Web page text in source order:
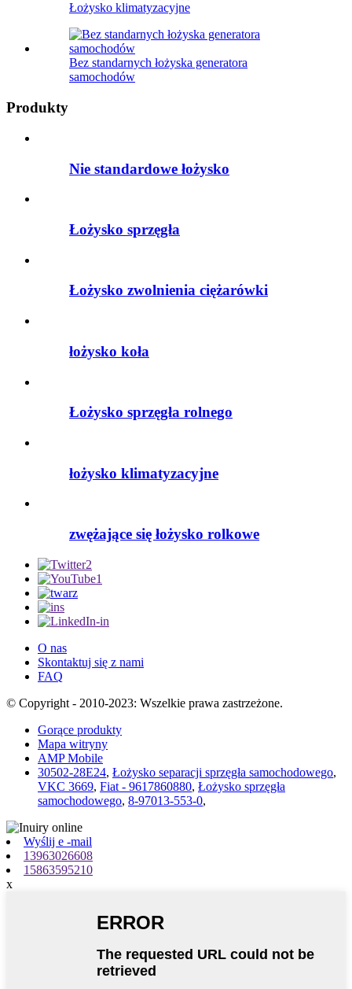
Łożysko klimatyzacyjne
Bez standarnych łożyska generatora
samochodów
Produkty
Nie standardowe łożysko
Łożysko sprzęgła
Łożysko zwolnienia ciężarówki
łożysko koła
Łożysko sprzęgła rolnego
łożysko klimatyzacyjne
zwężające się łożysko rolkowe
O nas
Skontaktuj się z nami
FAQ
© Copyright - 2010-2023: Wszelkie prawa zastrzeżone.
Gorące produkty
Mapa witryny
AMP Mobile
30502-28E24, Łożysko separacji sprzęgła samochodowego,
VKC 3669, Fiat - 9617860880, Łożysko sprzęgła
samochodowego, 8-97013-553-0,
Wyślij e -mail
13963026608
15863595210
x